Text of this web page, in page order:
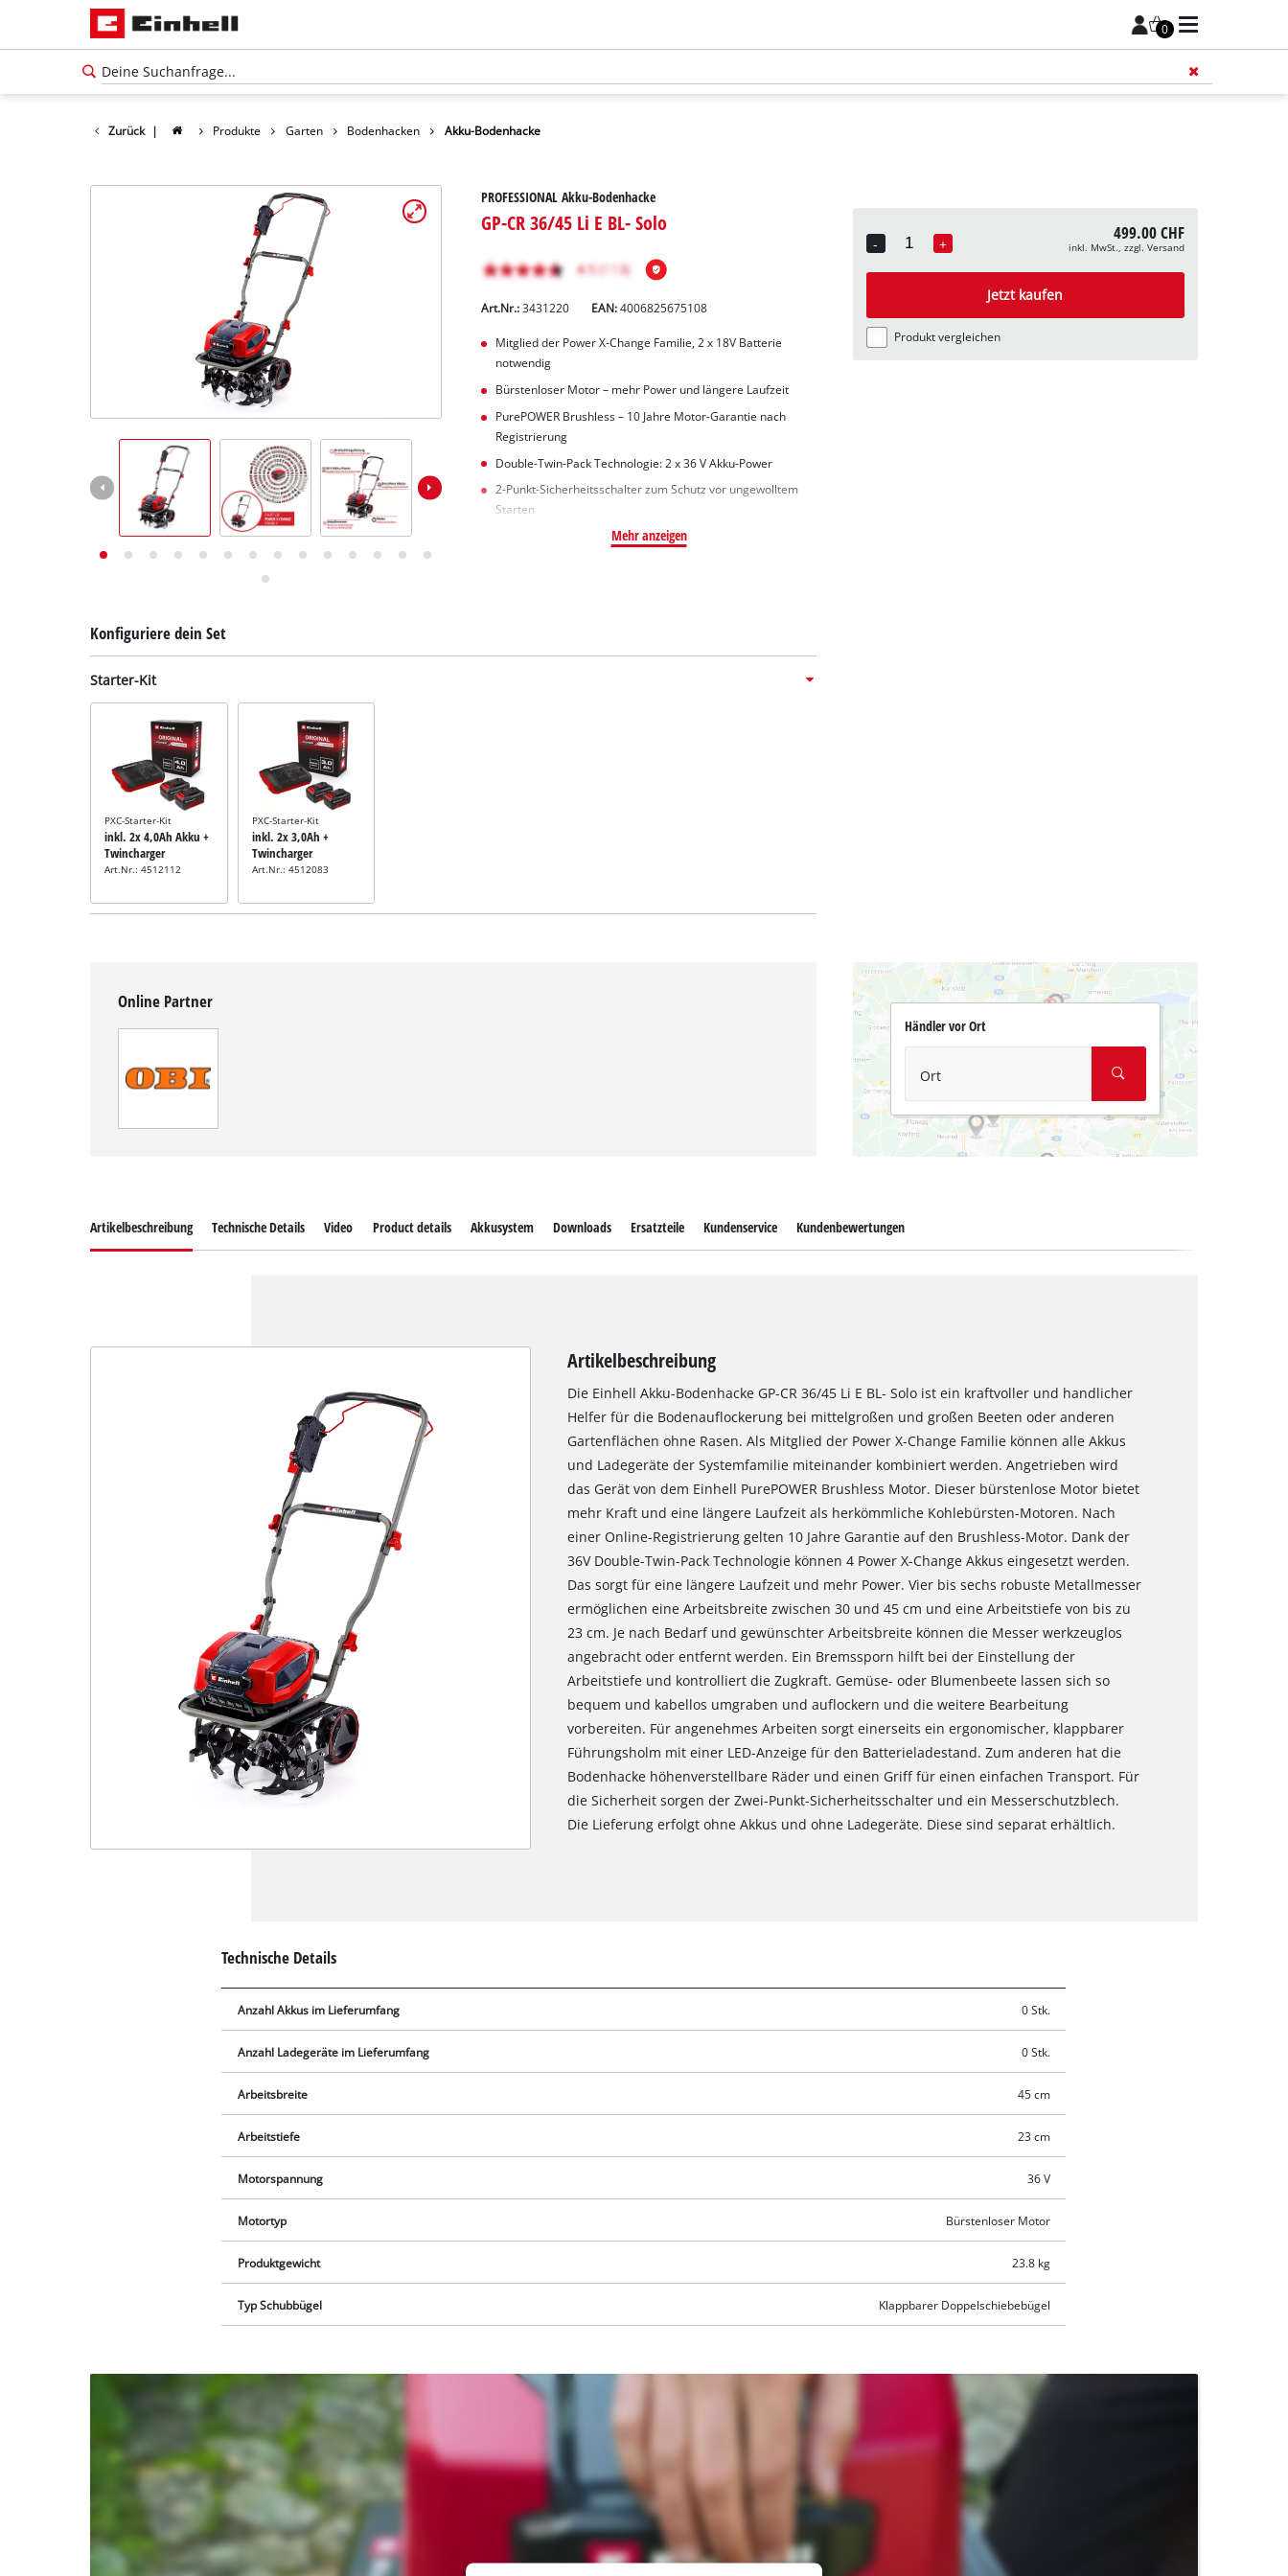
0
Zurück | Produkte Garten Bodenhacken Akku-Bodenhacke
PROFESSIONAL Akku-Bodenhacke
GP-CR 36/45 Li E BL- Solo
Art.Nr.:3431220 EAN:4006825675108
Mitglied der Power X-Change Familie, 2 x 18V Batterie
notwendig
Bürstenloser Motor – mehr Power und längere Laufzeit
PurePOWER Brushless – 10 Jahre Motor-Garantie nach
Registrierung
Double-Twin-Pack Technologie: 2 x 36 V Akku-Power
2-Punkt-Sicherheitsschalter zum Schutz vor ungewolltem
Starten
Mehr anzeigen
Konfiguriere dein Set
Starter-Kit
PXC-Starter-Kit
inkl. 2x 4,0Ah Akku +
Twincharger
Art.Nr.: 4512112
PXC-Starter-Kit
inkl. 2x 3,0Ah +
Twincharger
Art.Nr.: 4512083
-
Quantity
+ 499.00 CHF
inkl. MwSt., zzgl. Versand
Jetzt kaufen
Produkt vergleichen
Online Partner
Händler vor Ort
Ort
Google Maps laden zu können!
This content is not permitted to load due
visitor. The website owner needs to setup
Artikelbeschreibung Technische Details Video Product details Akkusystem Downloads Ersatzteile Kundenservice Kundenbewertungen
Artikelbeschreibung
Die Einhell Akku-Bodenhacke GP-CR 36/45 Li E BL- Solo ist ein kraftvoller und handlicher
Helfer für die Bodenauflockerung bei mittelgroßen und großen Beeten oder anderen
Gartenflächen ohne Rasen. Als Mitglied der Power X-Change Familie können alle Akkus
und Ladegeräte der Systemfamilie miteinander kombiniert werden. Angetrieben wird
das Gerät von dem Einhell PurePOWER Brushless Motor. Dieser bürstenlose Motor bietet
mehr Kraft und eine längere Laufzeit als herkömmliche Kohlebürsten-Motoren. Nach
einer Online-Registrierung gelten 10 Jahre Garantie auf den Brushless-Motor. Dank der
36V Double-Twin-Pack Technologie können 4 Power X-Change Akkus eingesetzt werden.
Das sorgt für eine längere Laufzeit und mehr Power. Vier bis sechs robuste Metallmesser
ermöglichen eine Arbeitsbreite zwischen 30 und 45 cm und eine Arbeitstiefe von bis zu
23 cm. Je nach Bedarf und gewünschter Arbeitsbreite können die Messer werkzeuglos
angebracht oder entfernt werden. Ein Bremssporn hilft bei der Einstellung der
Arbeitstiefe und kontrolliert die Zugkraft. Gemüse- oder Blumenbeete lassen sich so
bequem und kabellos umgraben und auflockern und die weitere Bearbeitung
vorbereiten. Für angenehmes Arbeiten sorgt einerseits ein ergonomischer, klappbarer
Führungsholm mit einer LED-Anzeige für den Batterieladestand. Zum anderen hat die
Bodenhacke höhenverstellbare Räder und einen Griff für einen einfachen Transport. Für
die Sicherheit sorgen der Zwei-Punkt-Sicherheitsschalter und ein Messerschutzblech.
Die Lieferung erfolgt ohne Akkus und ohne Ladegeräte. Diese sind separat erhältlich.
Technische Details
Anzahl Akkus im Lieferumfang 0 Stk.
Anzahl Ladegeräte im Lieferumfang 0 Stk.
Arbeitsbreite 45 cm
Arbeitstiefe 23 cm
Motorspannung 36 V
Motortyp Bürstenloser Motor
Produktgewicht 23.8 kg
Typ Schubbügel Klappbarer Doppelschiebebügel
benötigen
deine
laden zu
können!